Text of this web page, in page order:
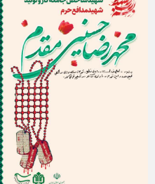
مراسم بزرگداشت سالروز
برگزار شد
مراسم گرامیداشت سالروز
مگاموتور
تیم شهدای مگاموتور در